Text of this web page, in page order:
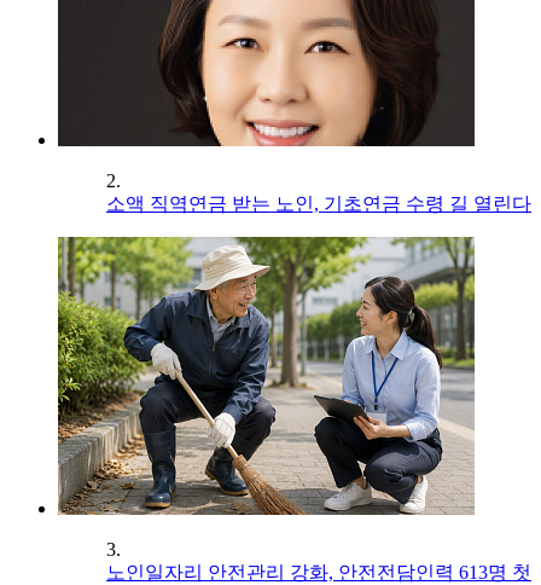
2.
소액 직역연금 받는 노인, 기초연금 수령 길 열린다
3.
노인일자리 안전관리 강화, 안전전담인력 613명 첫